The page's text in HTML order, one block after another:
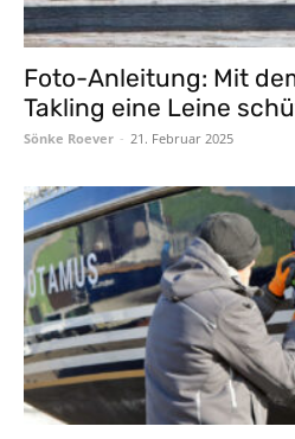
Foto-Anleitung: Mit
Takling eine Leine
Sönke Roever - 21. Februar 2025